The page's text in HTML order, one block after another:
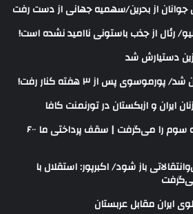
از بحرین/سهمیه جهانی از دست رفت
رئال از جذب باستونی ناامید نشده است!
دستیارش شد
پس از ۳ هفته کنار رفت!
ایران و ازبکستان در تورنمنت کافا
استقلال با سهراب ستاره سوم را می‌گرفت | سقف پرداختی ما ۶۰۰
باز شود/ اکبرپور: استقلال با
ایران مقابل عربستان